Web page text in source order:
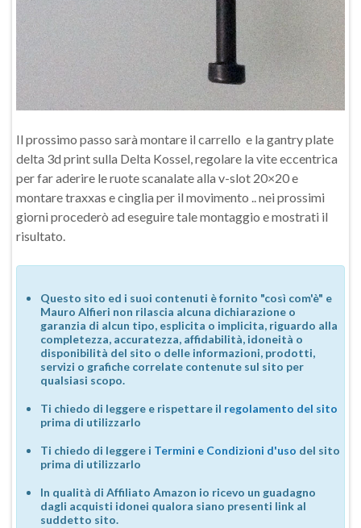
Il prossimo passo sarà montare il carrello e la gantry plate
delta 3d print sulla Delta Kossel, regolare la vite eccentrica
per far aderire le ruote scanalate alla v-slot 20×20 e
montare traxxas e cinglia per il movimento .. nei prossimi
giorni procederò ad eseguire tale montaggio e mostrati il
risultato.
Questo sito ed i suoi contenuti è fornito "così com'è" e
Mauro Alfieri non rilascia alcuna dichiarazione o
garanzia di alcun tipo, esplicita o implicita, riguardo alla
completezza, accuratezza, affidabilità, idoneità o
disponibilità del sito o delle informazioni, prodotti,
servizi o grafiche correlate contenute sul sito per
qualsiasi scopo.
Ti chiedo di leggere e rispettare il regolamento del sito
prima di utilizzarlo
Ti chiedo di leggere i Termini e Condizioni d'uso del sito
prima di utilizzarlo
In qualità di Affiliato Amazon io ricevo un guadagno
dagli acquisti idonei qualora siano presenti link al
suddetto sito.